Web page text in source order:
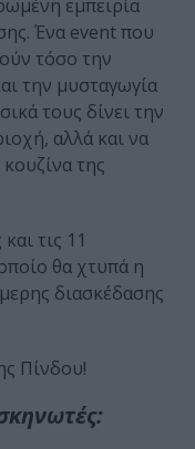
εμπειρία
Ένα event που
τόσο την
την μυσταγωγία
τους δίνει την
αλλά και να
της
τις 11
θα χτυπά η
διασκέδασης
Πίνδου!